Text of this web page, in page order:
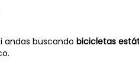
andas buscando bicicletas